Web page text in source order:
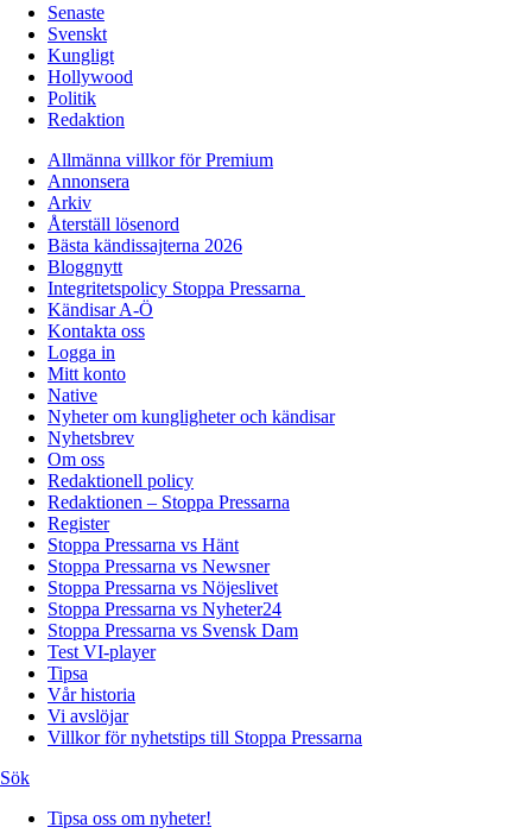
Senaste
Svenskt
Kungligt
Hollywood
Politik
Redaktion
Allmänna villkor för Premium
Annonsera
Arkiv
Återställ lösenord
Bästa kändissajterna 2026
Bloggnytt
Integritetspolicy Stoppa Pressarna
Kändisar A-Ö
Kontakta oss
Logga in
Mitt konto
Native
Nyheter om kungligheter och kändisar
Nyhetsbrev
Om oss
Redaktionell policy
Redaktionen – Stoppa Pressarna
Register
Stoppa Pressarna vs Hänt
Stoppa Pressarna vs Newsner
Stoppa Pressarna vs Nöjeslivet
Stoppa Pressarna vs Nyheter24
Stoppa Pressarna vs Svensk Dam
Test VI-player
Tipsa
Vår historia
Vi avslöjar
Villkor för nyhetstips till Stoppa Pressarna
Sök
Tipsa oss om nyheter!